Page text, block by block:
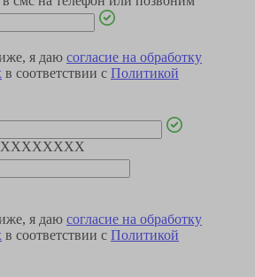
я даю согласие на обработку
в соответствии с Политикой
я даю согласие на обработку
в соответствии с Политикой